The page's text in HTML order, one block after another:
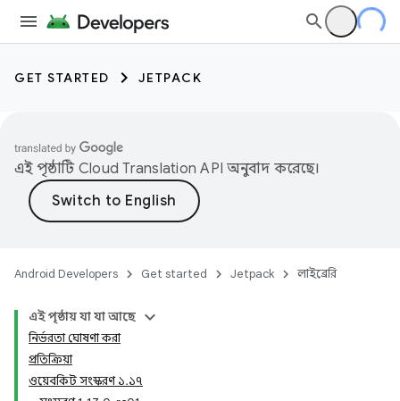
GET STARTED JETPACK
এই পৃষ্ঠাটি Cloud Translation API অনুবাদ করেছে।
Android Developers Get started Jetpack লাইব্রেরি
এই পৃষ্ঠায় যা যা আছে
নির্ভরতা ঘোষণা করা
প্রতিক্রিয়া
ওয়েবকিট সংস্করণ ১.১৭